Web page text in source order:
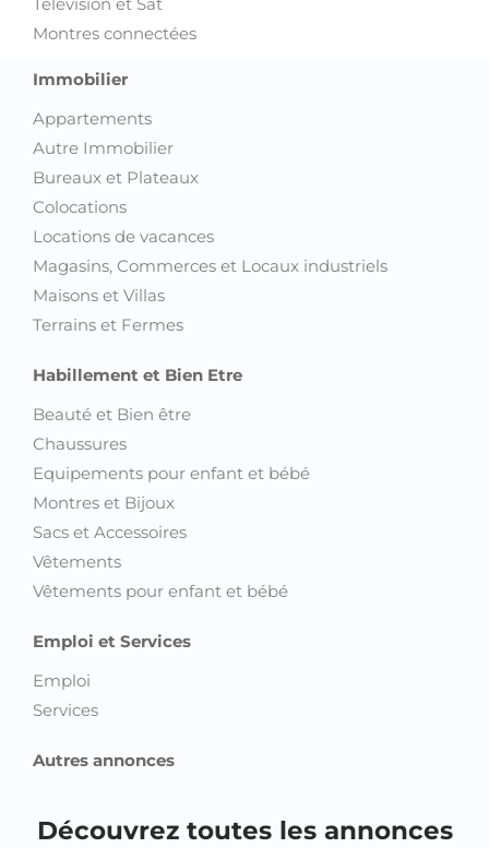
Appartements
Autre Immobilier
Bureaux et Plateaux
Locations de vacances
Magasins, Commerces et Locaux industriels
Maisons et Villas
Terrains et Fermes
Habillement et Bien Etre
Beauté et Bien être
Chaussures
Equipements pour enfant et bébé
Sacs et Accessoires
Vêtements
Vêtements pour enfant et bébé
Emploi et Services
Emploi
Services
Autres annonces
Découvrez toutes les annonces
de votre ville en Tunisie !
Annonces Ariana